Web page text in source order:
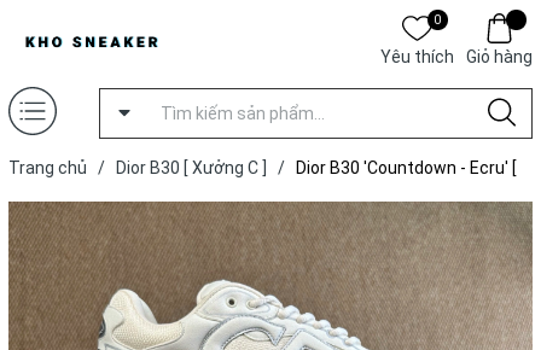
0
Yêu thích Giỏ hàng
Trang chủ / Dior B30 [ Xưởng C ] /
Dior B30 'Countdown - Ecru' [